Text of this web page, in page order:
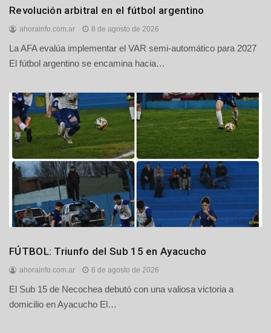
Deportes
Revolución arbitral en el fútbol argentino
ahorainfo.com.ar 8 de agosto de 2026
La AFA evalúa implementar el VAR semi-automático para 2027
El fútbol argentino se encamina hacia…
Deportes
FÚTBOL: Triunfo del Sub 15 en Ayacucho
ahorainfo.com.ar 6 de agosto de 2026
El Sub 15 de Necochea debutó con una valiosa victoria a
domicilio en Ayacucho El…